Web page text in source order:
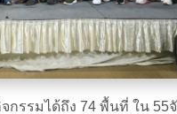
รมได้ถึง 74 พื้นที่ ใน